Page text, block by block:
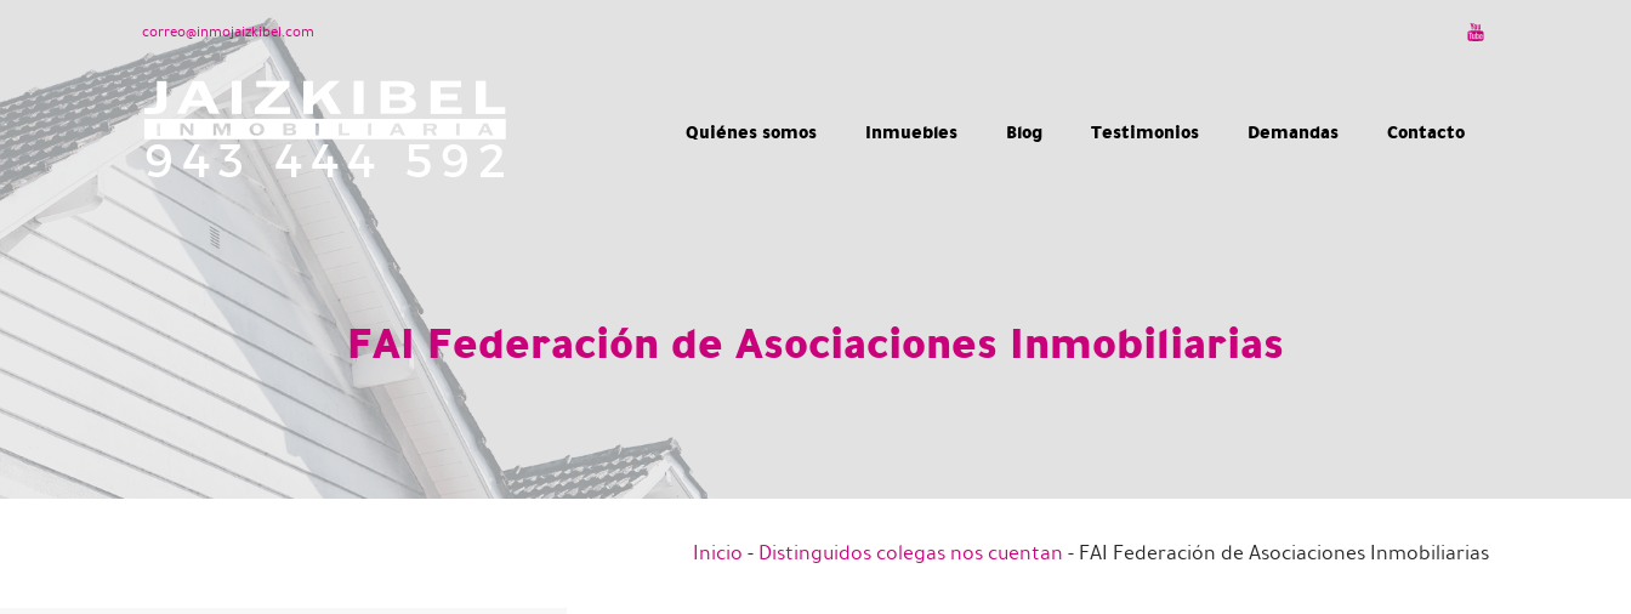
correo@inmojaizkibel.com
Quiénes somos Inmuebles Blog Testimonios Demandas Contacto
FAI Federación de Asociaciones Inmobiliarias
Inicio - Distinguidos colegas nos cuentan - FAI Federación de Asociaciones Inmobiliarias